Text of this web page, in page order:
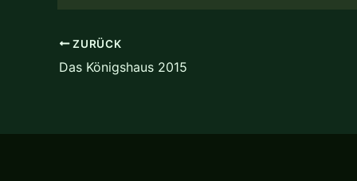
ZURÜCK
Das Königshaus 2015